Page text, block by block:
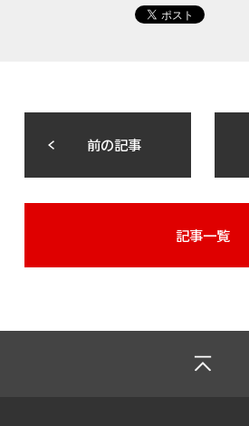
前の記事
記事一覧